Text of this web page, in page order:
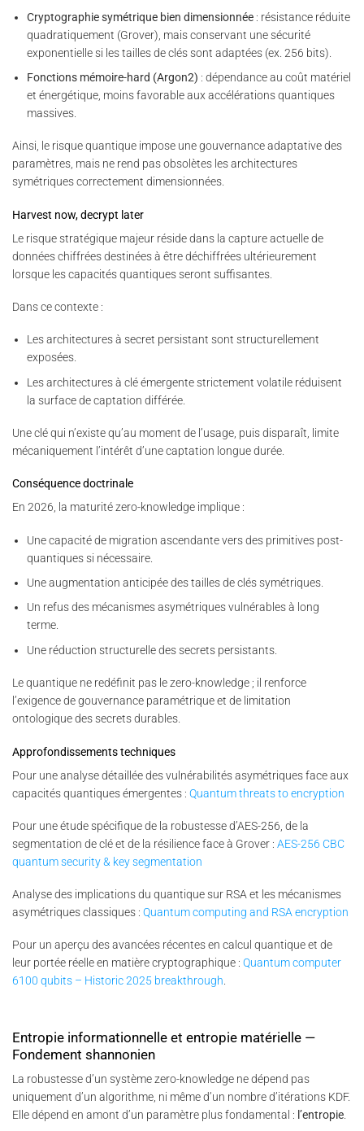
Cryptographie symétrique bien dimensionnée : résistance réduite
quadratiquement (Grover), mais conservant une sécurité
exponentielle si les tailles de clés sont adaptées (ex. 256 bits).
Fonctions mémoire-hard (Argon2) : dépendance au coût matériel
et énergétique, moins favorable aux accélérations quantiques
massives.
Ainsi, le risque quantique impose une gouvernance adaptative des
paramètres, mais ne rend pas obsolètes les architectures
symétriques correctement dimensionnées.
Harvest now, decrypt later
Le risque stratégique majeur réside dans la capture actuelle de
données chiffrées destinées à être déchiffrées ultérieurement
lorsque les capacités quantiques seront suffisantes.
Dans ce contexte :
Les architectures à secret persistant sont structurellement
exposées.
Les architectures à clé émergente strictement volatile réduisent
la surface de captation différée.
Une clé qui n’existe qu’au moment de l’usage, puis disparaît, limite
mécaniquement l’intérêt d’une captation longue durée.
Conséquence doctrinale
En 2026, la maturité zero-knowledge implique :
Une capacité de migration ascendante vers des primitives post-
quantiques si nécessaire.
Une augmentation anticipée des tailles de clés symétriques.
Un refus des mécanismes asymétriques vulnérables à long
terme.
Une réduction structurelle des secrets persistants.
Le quantique ne redéfinit pas le zero-knowledge ; il renforce
l’exigence de gouvernance paramétrique et de limitation
ontologique des secrets durables.
Approfondissements techniques
Pour une analyse détaillée des vulnérabilités asymétriques face aux
capacités quantiques émergentes : Quantum threats to encryption
Pour une étude spécifique de la robustesse d’AES-256, de la
segmentation de clé et de la résilience face à Grover : AES-256 CBC
quantum security & key segmentation
Analyse des implications du quantique sur RSA et les mécanismes
asymétriques classiques : Quantum computing and RSA encryption
Pour un aperçu des avancées récentes en calcul quantique et de
leur portée réelle en matière cryptographique : Quantum computer
6100 qubits – Historic 2025 breakthrough.
Entropie informationnelle et entropie matérielle —
Fondement shannonien
La robustesse d’un système zero-knowledge ne dépend pas
uniquement d’un algorithme, ni même d’un nombre d’itérations KDF.
Elle dépend en amont d’un paramètre plus fondamental : l’entropie